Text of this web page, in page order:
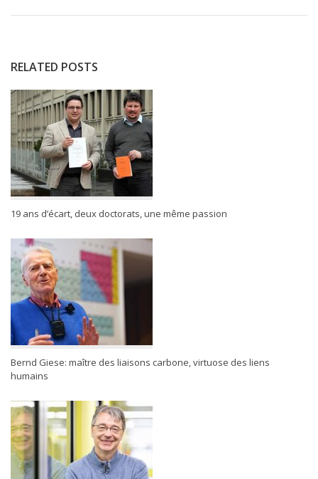
RELATED POSTS
19 ans d’écart, deux doctorats, une même passion
Bernd Giese: maître des liaisons carbone, virtuose des liens
humains